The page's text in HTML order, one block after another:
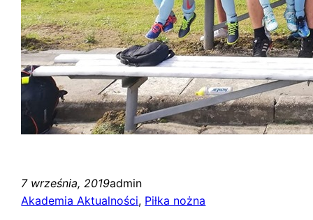
7 września, 2019admin
Akademia Aktualności, Piłka nożna